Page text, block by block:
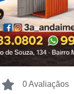
0 Avaliaçãos